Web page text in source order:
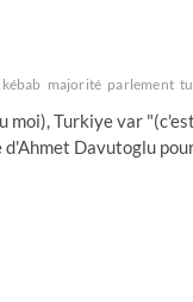
kébab majorité parlement
moi), Turkiye var
d'Ahmet Davutoglu